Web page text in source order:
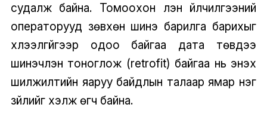
судалж байна. Томоохон үүлэн үйлчилгээний
операторууд зөвхөн шинэ барилга барихыг
хүлээлгүйгээр одоо байгаа дата төвүүдээ
шинэчлэн тоноглож (retrofit) байгаа нь энэхүү
шилжилтийн яаруу байдлын талаар ямар нэг
зүйлийг хэлж өгч байна.